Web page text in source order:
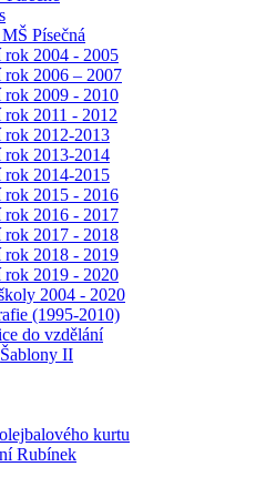
Písečná
rok 2004 - 2005
rok 2006 – 2007
rok 2009 - 2010
rok 2011 - 2012
rok 2012-2013
rok 2013-2014
rok 2014-2015
rok 2015 - 2016
rok 2016 - 2017
rok 2017 - 2018
rok 2018 - 2019
rok 2019 - 2020
2004 - 2020
(1995-2010)
do vzdělání
Šablony II
kurtu
Rubínek